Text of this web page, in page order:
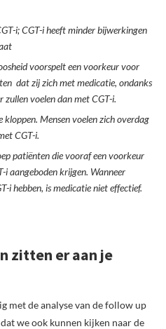
i; CGT-i heeft minder bijwerkingen
voorspelt een voorkeur voor
dat zij zich met medicatie, ondanks
voelen dan met CGT-i.
Mensen voelen zich overdag
CGT-i.
patiënten die vooraf een voorkeur
i aangeboden krijgen. Wanneer
i hebben, is medicatie niet effectief.
zitten er aan je
met de analyse van de follow up
we ook kunnen kijken naar de